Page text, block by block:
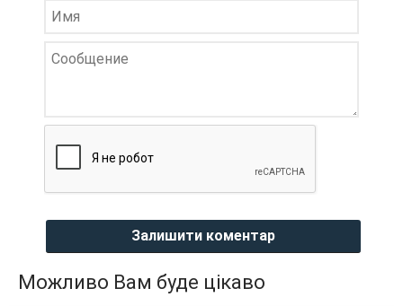
Залишити коментар
Можливо Вам буде цікаво